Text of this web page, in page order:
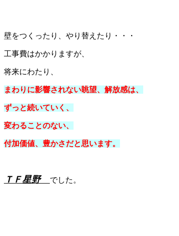
壁をつくったり、やり替えたり・・・
工事費はかかりますが、
将来にわたり、
まわりに影響されない眺望、解放感は、
ずっと続いていく、
変わることのない、
付加価値、豊かさだと思います。
ＴＦ星野 でした。